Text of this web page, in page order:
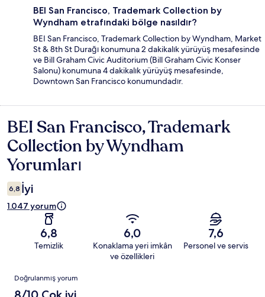
BEI San Francisco, Trademark Collection by
Wyndham etrafındaki bölge nasıldır?
BEI San Francisco, Trademark Collection by Wyndham, Market
St & 8th St Durağı konumuna 2 dakikalık yürüyüş mesafesinde
ve Bill Graham Civic Auditorium (Bill Graham Civic Konser
Salonu) konumuna 4 dakikalık yürüyüş mesafesinde,
Downtown San Francisco konumundadır.
Yorumlar
BEI San Francisco, Trademark
Collection by Wyndham
Yorumları
6,8 İyi
1.047 yorum
6,8
Temizlik
6,0
Konaklama yeri imkân
ve özellikleri
7,6
Personel ve servis
Yorumlar
Doğrulanmış yorum